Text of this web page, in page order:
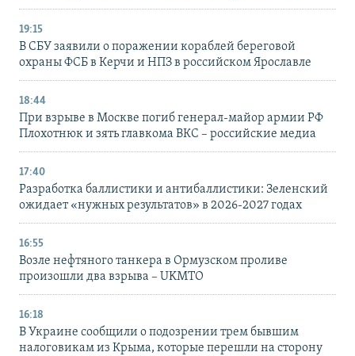
19:15
В СБУ заявили о поражении кораблей береговой
охраны ФСБ в Керчи и НПЗ в российском Ярославле
18:44
При взрыве в Москве погиб генерал-майор армии РФ
Плохотнюк и зять главкома ВКС – российские медиа
17:40
Разработка баллистики и антибаллистики: Зеленский
ожидает «нужных результатов» в 2026-2027 годах
16:55
Возле нефтяного танкера в Ормузском проливе
произошли два взрыва – UKMTO
16:18
В Украине сообщили о подозрении трем бывшим
налоговикам из Крыма, которые перешли на сторону